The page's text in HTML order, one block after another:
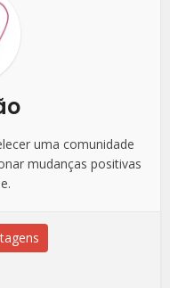
uma comunidade
mudanças positivas